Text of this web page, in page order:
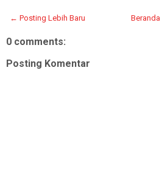
← Posting Lebih Baru Beranda
0 comments:
Posting Komentar